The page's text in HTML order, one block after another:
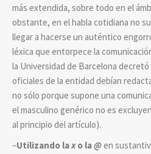
más extendida, sobre todo en el
obstante, en el habla cotidiana no
llegar a hacerse un auténtico
léxica que entorpece la
la Universidad de Barcelona
oficiales de la entidad debían
no sólo porque supone una
el masculino genérico no es
al principio del artículo).
–Utilizando laxo la@en